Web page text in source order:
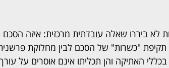
ביררו שאלה עובדתית מרכזית: איזה הסכם
תקיפת "כשרות" של הסכם לבין מחלוקת פרשנית
בפסק הדין הודגש כי "הן לשונו של כלל 15 בכללי האתיקה והן תכליתו אינם אוסרים